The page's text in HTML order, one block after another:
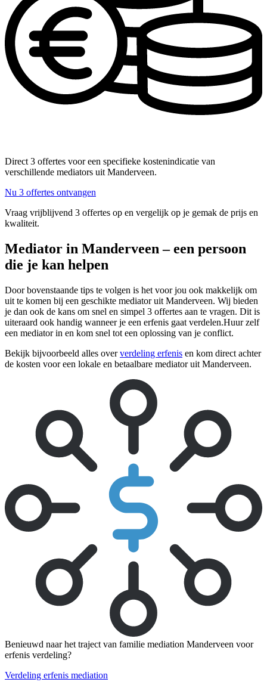
Direct 3 offertes voor een specifieke kostenindicatie van
verschillende mediators uit Manderveen.
Nu 3 offertes ontvangen
Vraag vrijblijvend 3 offertes op en vergelijk op je gemak de prijs en
kwaliteit.
Mediator in Manderveen – een persoon
die je kan helpen
Door bovenstaande tips te volgen is het voor jou ook makkelijk om
uit te komen bij een geschikte mediator uit Manderveen. Wij bieden
je dan ook de kans om snel en simpel 3 offertes aan te vragen. Dit is
uiteraard ook handig wanneer je een erfenis gaat verdelen.Huur zelf
een mediator in en kom snel tot een oplossing van je conflict.
Bekijk bijvoorbeeld alles oververdeling erfenis en kom direct achter
de kosten voor een lokale en betaalbare mediator uit Manderveen.
Benieuwd naar het traject van familie mediation Manderveen voor
erfenis verdeling?
Verdeling erfenis mediation